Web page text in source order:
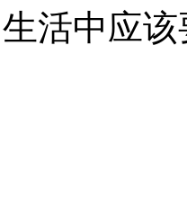
活中应